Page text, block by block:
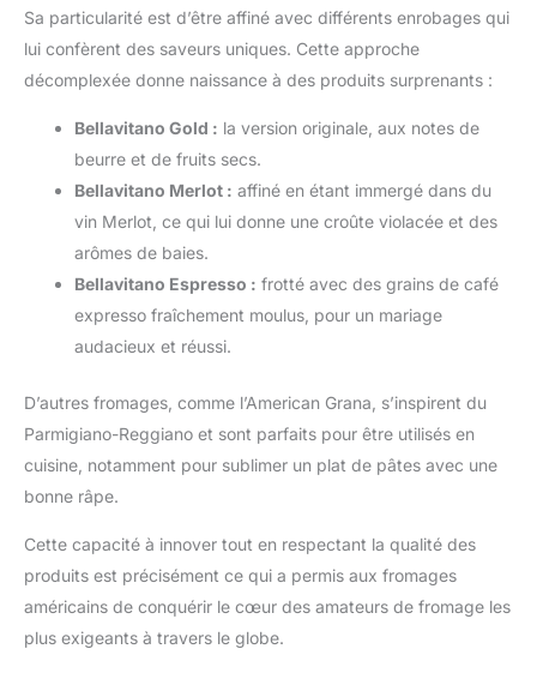
Sa particularité est d’être affiné avec différents enrobages qui
lui confèrent des saveurs uniques. Cette approche
décomplexée donne naissance à des produits surprenants :
Bellavitano Gold : la version originale, aux notes de
beurre et de fruits secs.
Bellavitano Merlot : affiné en étant immergé dans du
vin Merlot, ce qui lui donne une croûte violacée et des
arômes de baies.
Bellavitano Espresso : frotté avec des grains de café
expresso fraîchement moulus, pour un mariage
audacieux et réussi.
D’autres fromages, comme l’American Grana, s’inspirent du
Parmigiano-Reggiano et sont parfaits pour être utilisés en
cuisine, notamment pour sublimer un plat de pâtes avec une
bonne râpe.
Cette capacité à innover tout en respectant la qualité des
produits est précisément ce qui a permis aux fromages
américains de conquérir le cœur des amateurs de fromage les
plus exigeants à travers le globe.